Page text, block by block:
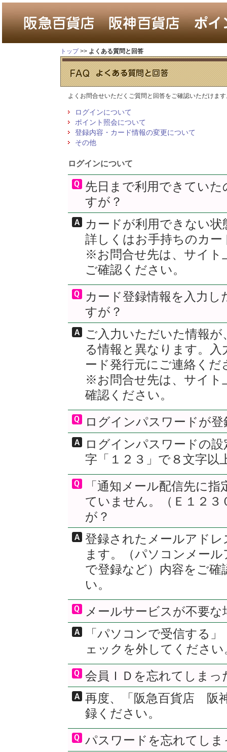
トップ>> よくある質問と回答
よくお問合せいただくご質問と回答をご確認いただけま
ログインについて
ポイント照会について
登録内容・カード情報の変更について
その他
ログインについて
先日まで利用できてい
すが？
カードが利用できない
詳しくはお手持ちのカ
※お問合せ先は、サイト
ご確認ください。
カード登録情報を入力
すが？
ご入力いただいた情報
る情報と異なります。
ード発行元にご連絡くだ
※お問合せ先は、サイト
確認ください。
ログインパスワードが
ログインパスワードの
字「１２３」で８文字以
「通知メール配信先に
ていません。（Ｅ１２
が？
登録されたメールアド
ます。（パソコンメー
で登録など）内容をご
い。
メールサービスが不要
「パソコンで受信する
ェックを外してください
会員ＩＤを忘れてしまっ
再度、「阪急百貨店 阪
録ください。
パスワードを忘れてし